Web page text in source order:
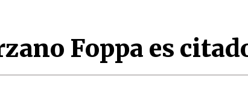
Foppa es